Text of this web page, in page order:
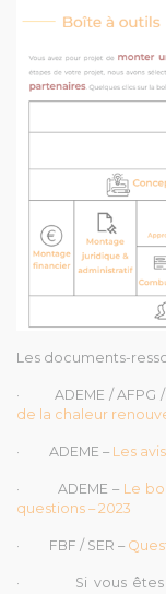
Les documents-
· ADEME / AFPG /
de la chaleur
· ADEME – Les
· ADEME – Le
questions – 2023
· FBF / SER –
· Si vous êtes